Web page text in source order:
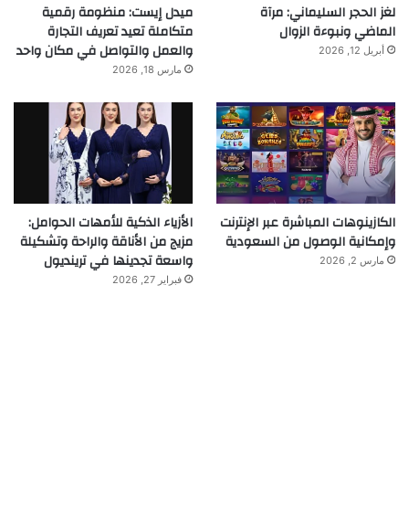
لغز الحجر السليماني: مرآة
الماضي ونبوءة الزوال
أبريل 12, 2026
ميدل إيست: منظومة رقمية
متكاملة تعيد تعريف التجارة
والعمل والتواصل في مكان واحد
مارس 18, 2026
الكازينوهات المباشرة عبر الإنترنت
وإمكانية الوصول من السعودية
مارس 2, 2026
الأزياء الذكية للأمهات الحوامل:
مزيج من الأناقة والراحة وتشكيلة
واسعة تجدينها في ترينديول
فبراير 27, 2026